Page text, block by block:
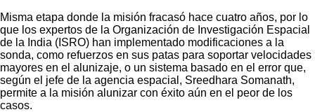
Misma etapa donde la misión fracasó hace cuatro años, por lo
que los expertos de la Organización de Investigación Espacial
de la India (ISRO) han implementado modificaciones a la
sonda, como refuerzos en sus patas para soportar velocidades
mayores en el alunizaje, o un sistema basado en el error que,
según el jefe de la agencia espacial, Sreedhara Somanath,
permite a la misión alunizar con éxito aún en el peor de los
casos.